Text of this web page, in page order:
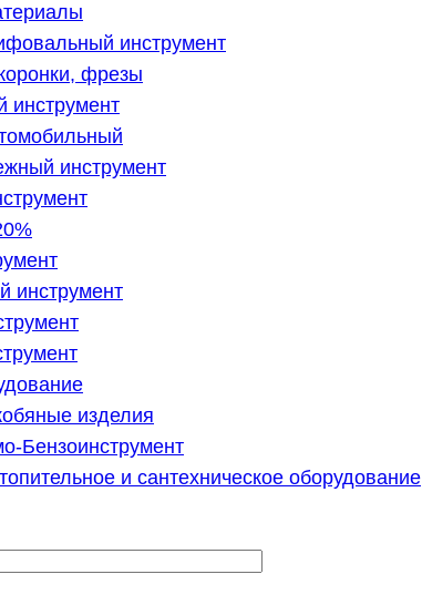
инструмент
фрезы
инструмент
инструмент
инструмент
изделия
Бензоинструмент
и сантехническое оборудование